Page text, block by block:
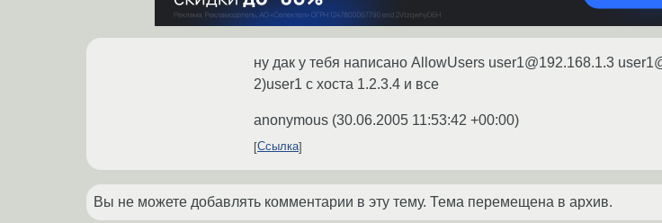
ну дак у тебя написано AllowUsers user1@192.168.1.3
2)user1 с хоста 1.2.3.4 и все
anonymous (30.06.2005 11:53:42 +00:00)
Ссылка
Вы не можете добавлять комментарии в эту тему. Тема перемещена в архив.